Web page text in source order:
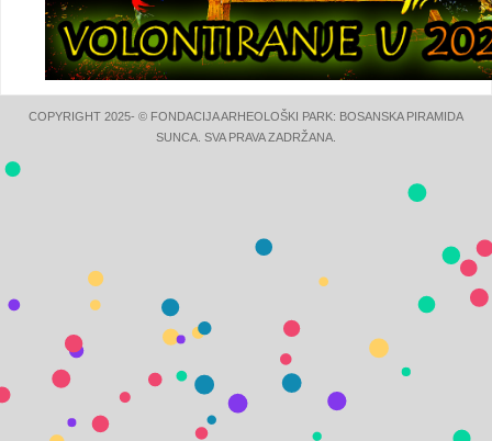
COPYRIGHT 2025- © FONDACIJA ARHEOLOŠKI PARK: BOSANSKA PIRAMIDA
SUNCA. SVA PRAVA ZADRŽANA.